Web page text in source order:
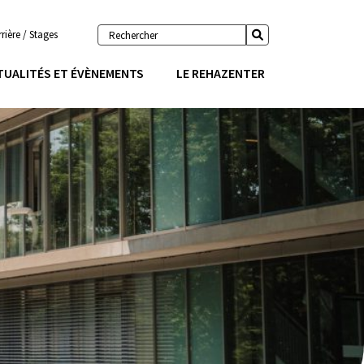
/ Stages Rechercher Envoyer
ET ÉVÈNEMENTS LE REHAZENTER